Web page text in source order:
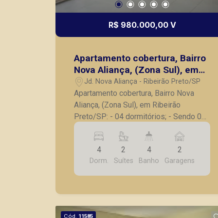
R$ 980.000,00 V
Apartamento cobertura, Bairro
Nova Aliança, (Zona Sul), em
Ribeirão Preto/SP:
Jd. Nova Aliança - Ribeirão Preto/SP
Apartamento cobertura, Bairro Nova
Aliança, (Zona Sul), em Ribeirão
Preto/SP: - 04 dormitórios; - Sendo 02
suítes, sendo 01 suíte master com
closet; - Lavabo; - Sala para 02
ambientes; - Escritório; - Cozinha
planejada; - Lavanderia; - Varanda; - 02
vagas de garagem. Seja para vender,
imobiliária em Ribeirão Preto.
4
Dorm.
2
Suítes
4
Banho
2
Garagens
Cód. 11585